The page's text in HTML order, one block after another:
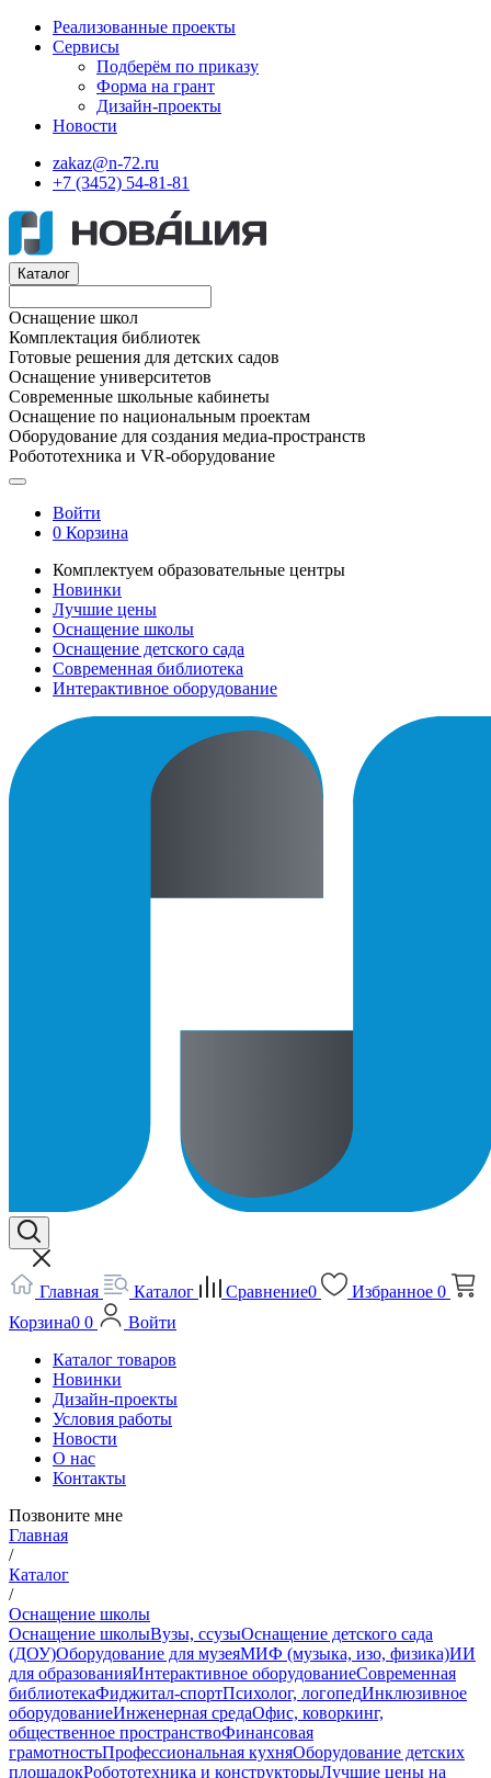
Реализованные проекты
Сервисы
Подберём по приказу
Форма на грант
Дизайн-проекты
Новости
zakaz@n-72.ru
+7 (3452) 54-81-81
Каталог
Оснащение школ
Комплектация библиотек
Готовые решения для детских садов
Оснащение университетов
Современные школьные кабинеты
Оснащение по национальным проектам
Оборудование для создания медиа-пространств
Робототехника и VR-оборудование
Войти
0 Корзина
Комплектуем образовательные центры
Новинки
Лучшие цены
Оснащение школы
Оснащение детского сада
Современная библиотека
Интерактивное оборудование
Главная Каталог Сравнение0 Избранное 0
Корзина0 0
Войти
Каталог товаров
Новинки
Дизайн-проекты
Условия работы
Новости
О нас
Контакты
Позвоните мне
Главная
/
Каталог
/
Оснащение школы
Оснащение школыВузы, ссузыОснащение детского сада
(ДОУ)Оборудование для музеяМИФ (музыка, изо, физика)ИИ
для образованияИнтерактивное оборудованиеСовременная
библиотекаФиджитал-спортПсихолог, логопедИнклюзивное
оборудованиеИнженерная средаОфис, коворкинг,
общественное пространствоФинансовая
грамотностьПрофессиональная кухняОборудование детских
площадокРобототехника и конструкторыЛучшие цены на